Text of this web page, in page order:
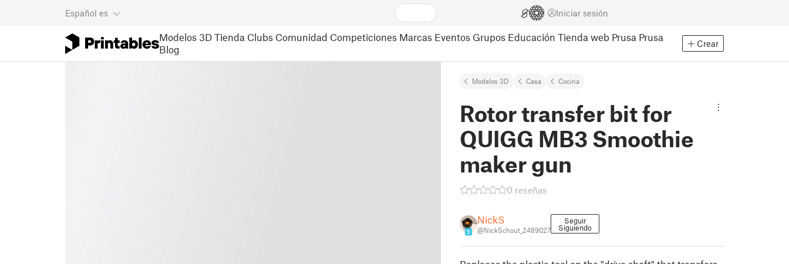
Español es Iniciar sesión
Modelos 3D Tienda Clubs Comunidad Competiciones Marcas Eventos Grupos Educación Tienda web Prusa Prusa
Blog
Crear
Modelos 3D Casa Cocina
Rotor transfer bit for
QUIGG MB3 Smoothie
maker gun
0 reseñas
5
NickS
@NickSchout_2489027
Seguir
Siguiendo